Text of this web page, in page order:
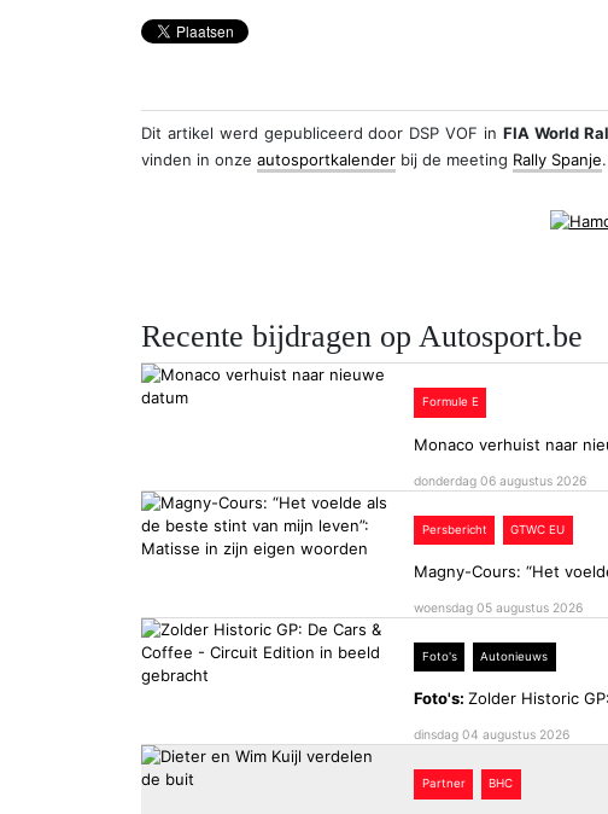
Dit artikel werd gepubliceerd door DSP VOF in FIA World
vinden in onze autosportkalender bij de meeting Rally Spanje.
Recente bijdragen op Autosport.be
Formule E
Monaco verhuist naar
donderdag 06 augustus 2026
Persbericht GTWC EU
Magny-Cours: “Het
woensdag 05 augustus 2026
Foto's Autonieuws
Foto's:Zolder Historic
dinsdag 04 augustus 2026
Partner BHC